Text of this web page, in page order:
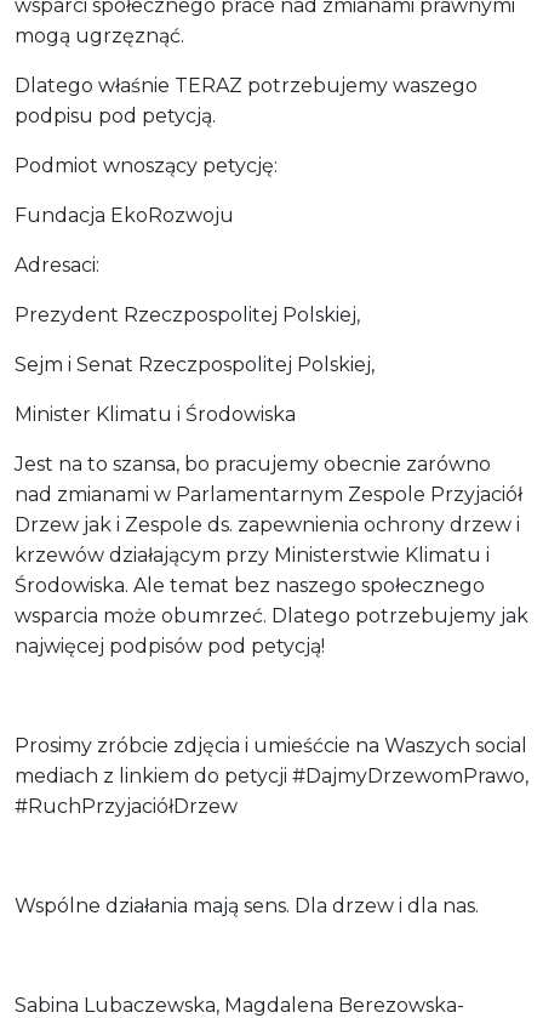
wsparci społecznego prace nad zmianami prawnymi
mogą ugrzęznąć.
Dlatego właśnie TERAZ potrzebujemy waszego
podpisu pod petycją.
Podmiot wnoszący petycję:
Fundacja EkoRozwoju
Adresaci:
Prezydent Rzeczpospolitej Polskiej,
Sejm i Senat Rzeczpospolitej Polskiej,
Minister Klimatu i Środowiska
Jest na to szansa, bo pracujemy obecnie zarówno
nad zmianami w Parlamentarnym Zespole Przyjaciół
Drzew jak i Zespole ds. zapewnienia ochrony drzew i
krzewów działającym przy Ministerstwie Klimatu i
Środowiska. Ale temat bez naszego społecznego
wsparcia może obumrzeć. Dlatego potrzebujemy jak
najwięcej podpisów pod petycją!
Prosimy zróbcie zdjęcia i umieśćcie na Waszych social
mediach z linkiem do petycji #DajmyDrzewomPrawo,
#RuchPrzyjaciółDrzew
Wspólne działania mają sens. Dla drzew i dla nas.
Sabina Lubaczewska, Magdalena Berezowska-